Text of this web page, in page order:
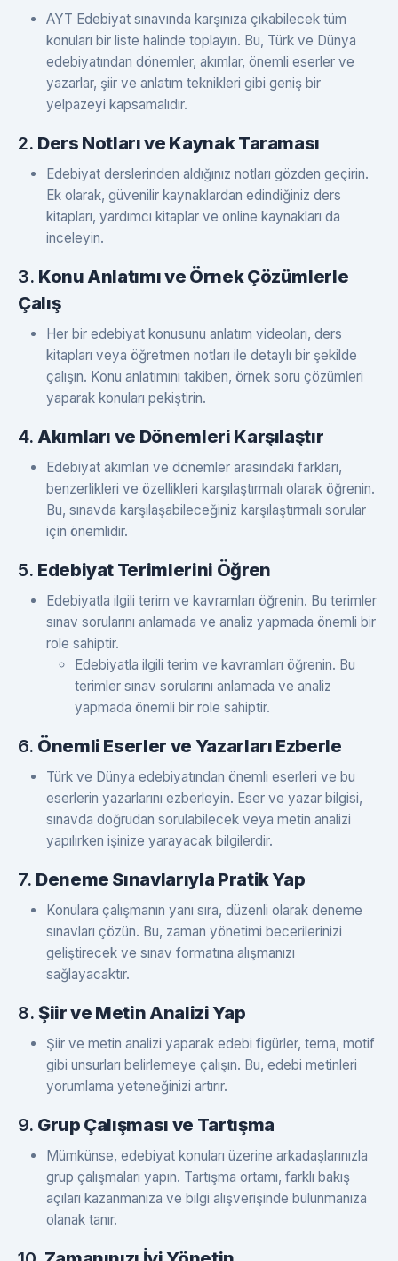
AYT Edebiyat sınavında karşınıza çıkabilecek tüm
konuları bir liste halinde toplayın. Bu, Türk ve Dünya
edebiyatından dönemler, akımlar, önemli eserler ve
yazarlar, şiir ve anlatım teknikleri gibi geniş bir
yelpazeyi kapsamalıdır.
2. Ders Notları ve Kaynak Taraması
Edebiyat derslerinden aldığınız notları gözden geçirin.
Ek olarak, güvenilir kaynaklardan edindiğiniz ders
kitapları, yardımcı kitaplar ve online kaynakları da
inceleyin.
3. Konu Anlatımı ve Örnek Çözümlerle
Çalış
Her bir edebiyat konusunu anlatım videoları, ders
kitapları veya öğretmen notları ile detaylı bir şekilde
çalışın. Konu anlatımını takiben, örnek soru çözümleri
yaparak konuları pekiştirin.
4. Akımları ve Dönemleri Karşılaştır
Edebiyat akımları ve dönemler arasındaki farkları,
benzerlikleri ve özellikleri karşılaştırmalı olarak öğrenin.
Bu, sınavda karşılaşabileceğiniz karşılaştırmalı sorular
için önemlidir.
5. Edebiyat Terimlerini Öğren
Edebiyatla ilgili terim ve kavramları öğrenin. Bu terimler
sınav sorularını anlamada ve analiz yapmada önemli bir
role sahiptir.
Edebiyatla ilgili terim ve kavramları öğrenin. Bu
terimler sınav sorularını anlamada ve analiz
yapmada önemli bir role sahiptir.
6. Önemli Eserler ve Yazarları Ezberle
Türk ve Dünya edebiyatından önemli eserleri ve bu
eserlerin yazarlarını ezberleyin. Eser ve yazar bilgisi,
sınavda doğrudan sorulabilecek veya metin analizi
yapılırken işinize yarayacak bilgilerdir.
7. Deneme Sınavlarıyla Pratik Yap
Konulara çalışmanın yanı sıra, düzenli olarak deneme
sınavları çözün. Bu, zaman yönetimi becerilerinizi
geliştirecek ve sınav formatına alışmanızı
sağlayacaktır.
8. Şiir ve Metin Analizi Yap
Şiir ve metin analizi yaparak edebi figürler, tema, motif
gibi unsurları belirlemeye çalışın. Bu, edebi metinleri
yorumlama yeteneğinizi artırır.
9. Grup Çalışması ve Tartışma
Mümkünse, edebiyat konuları üzerine arkadaşlarınızla
grup çalışmaları yapın. Tartışma ortamı, farklı bakış
açıları kazanmanıza ve bilgi alışverişinde bulunmanıza
olanak tanır.